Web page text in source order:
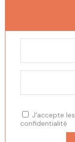
J'accepte les
confidentialité